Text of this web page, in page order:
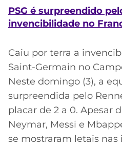
PSG é surpreendido
invencibilidade no
Caiu por terra a
Saint-Germain no
Neste domingo (3), a
surpreendida pelo
placar de 2 a 0. Apesar
Neymar, Messi e
se mostraram letais